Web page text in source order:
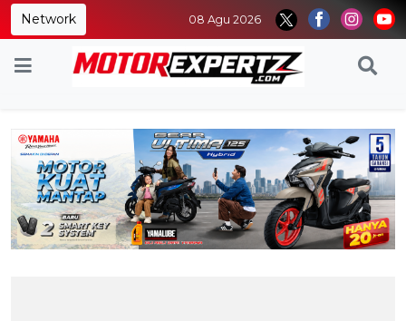
Network 08 Agu 2026